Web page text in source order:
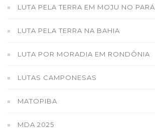
LUTA PELA TERRA EM MOJU NO PARÁ
LUTA PELA TERRA NA BAHIA
LUTA POR MORADIA EM RONDÔNIA
LUTAS CAMPONESAS
MATOPIBA
MDA 2025